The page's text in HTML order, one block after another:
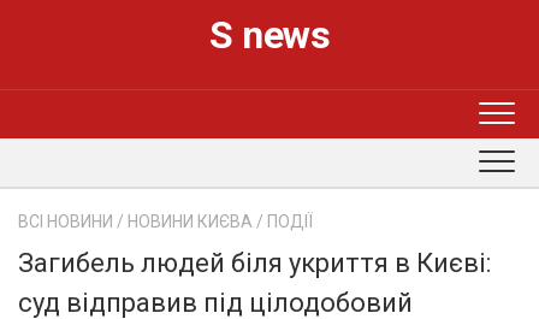
S news
ВСІ НОВИНИ / НОВИНИ КИЄВА / ПОДІЇ
Загибель людей біля укриття в Києві:
суд відправив під цілодобовий